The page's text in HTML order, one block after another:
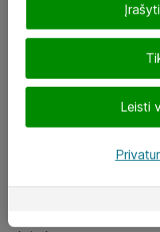
LinkedIn
Leisti